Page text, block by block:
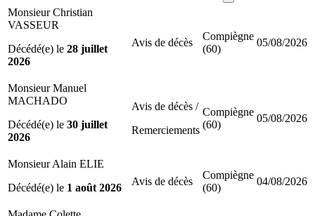
Monsieur Christian
VASSEUR
Décédé(e) le 28 juillet
2026
Avis de décès
Compiègne
(60)
05/08/2026
Monsieur Manuel
MACHADO
Décédé(e) le 30 juillet
2026
Avis de décès /
Remerciements
Compiègne
(60)
05/08/2026
Monsieur Alain ELIE
Décédé(e) le 1 août 2026
Avis de décès
Compiègne
(60)
04/08/2026